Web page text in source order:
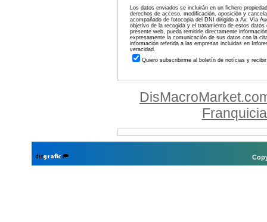
Los datos enviados se incluirán en un fichero
derechos de acceso, modificación, oposición y
acompañado de fotocopia del DNI dirigido a Av. Vía
objetivo de la recogida y el tratamiento de estos
presente web, pueda remitirle directamente
expresamente la comunicación de sus datos con la
información referida a las empresas incluidas en
veracidad.
Quiero subscribirme al boletín de notícias y